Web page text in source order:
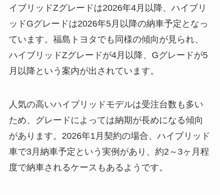
イブリッドZグレードは2026年4月以降、ハイブリ
ッドGグレードは2026年5月以降の納車予定となっ
ています。福島トヨタでも同様の傾向が見られ、
ハイブリッドZグレードが4月以降、Gグレードが5
月以降という案内が出されています。
人気の高いハイブリッドモデルは受注台数も多い
ため、グレードによっては納期が長めになる傾向
があります。2026年1月契約の場合、ハイブリッド
車で3月納車予定という実例があり、約2～3ヶ月程
度で納車されるケースもあるようです。